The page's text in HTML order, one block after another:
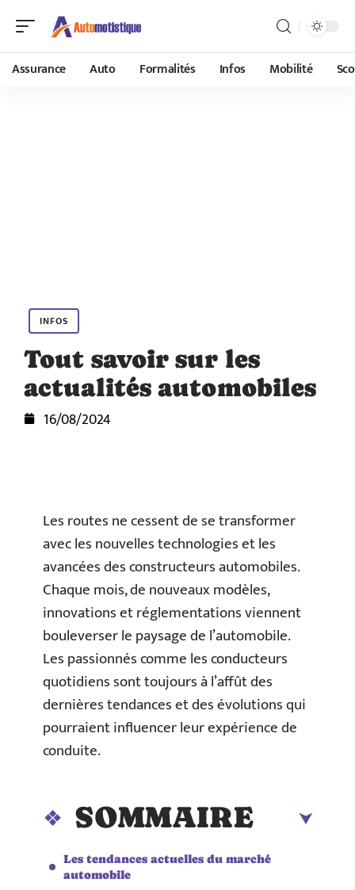
Assurance Auto Formalités Infos Mobilité
INFOS
Tout savoir sur les
actualités automobiles
16/08/2024
Les routes ne cessent de se transformer
avec les nouvelles technologies et les
avancées des constructeurs automobiles.
Chaque mois, de nouveaux modèles,
innovations et réglementations viennent
bouleverser le paysage de l’automobile.
Les passionnés comme les conducteurs
quotidiens sont toujours à l’affût des
dernières tendances et des évolutions qui
pourraient influencer leur expérience de
conduite.
SOMMAIRE
Les tendances actuelles du marché
automobile